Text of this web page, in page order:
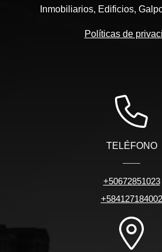
Inmobiliarios, Edificios,
Políticas de
TELÉFONO
+50672851023
+584127184002